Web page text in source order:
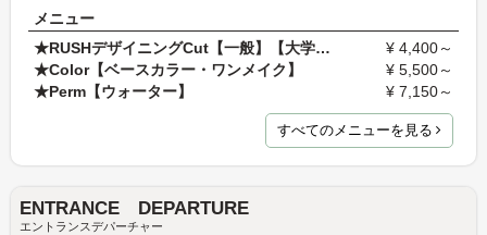
メニュー
★RUSHデザイニングCut【一般】【大学生・専門学生】
¥ 4,400～
★Color【ベースカラー・ワンメイク】
¥ 5,500～
★Perm【ウォーター】
¥ 7,150～
すべてのメニューを見る
ENTRANCE DEPARTURE
エントランスデパーチャー